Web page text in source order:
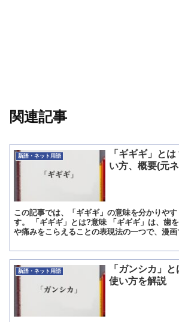
関連記事
新語・ネット用語
「ギギギ」と
い方、概要(元
この記事では、「ギギギ」の意味を分かりや
す。 「ギギギ」とは?意味 「ギギギ」は、歯
や痛みをこらえることの表現法の一つで、漫
新語・ネット用語
「ガンシカ」
使い方を解説